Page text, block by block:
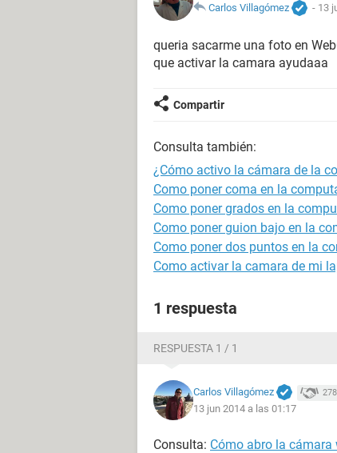
Carlos Villagómez
- 13
queria sacarme una foto en
que activar la camara ayudaaa
Compartir
Consulta también:
¿Cómo activo la cámara de la
Como poner coma en la
Como poner grados en la
Como poner guion bajo en la
Como poner dos puntos en la
Como activar la camara de mi
1 respuesta
RESPUESTA 1 / 1
Carlos Villagómez
13 jun 2014 a las 01:17
Consulta: Cómo abro la